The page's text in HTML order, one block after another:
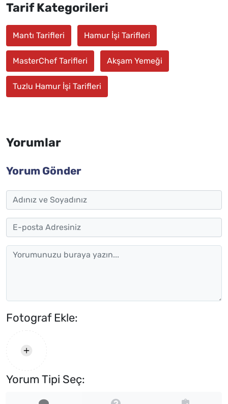
Tarif Kategorileri
Mantı Tarifleri Hamur İşi Tarifleri
MasterChef Tarifleri Akşam Yemeği
Tuzlu Hamur İşi Tarifleri
Yorumlar
Yorum Gönder
Fotograf Ekle:
Yorum Tipi Seç: